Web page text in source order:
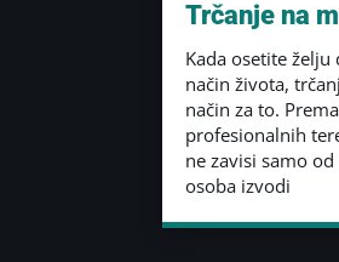
Trčanje na
Kada osetite
način života,
način za to.
profesionalnih
ne zavisi samo
osoba izvodi